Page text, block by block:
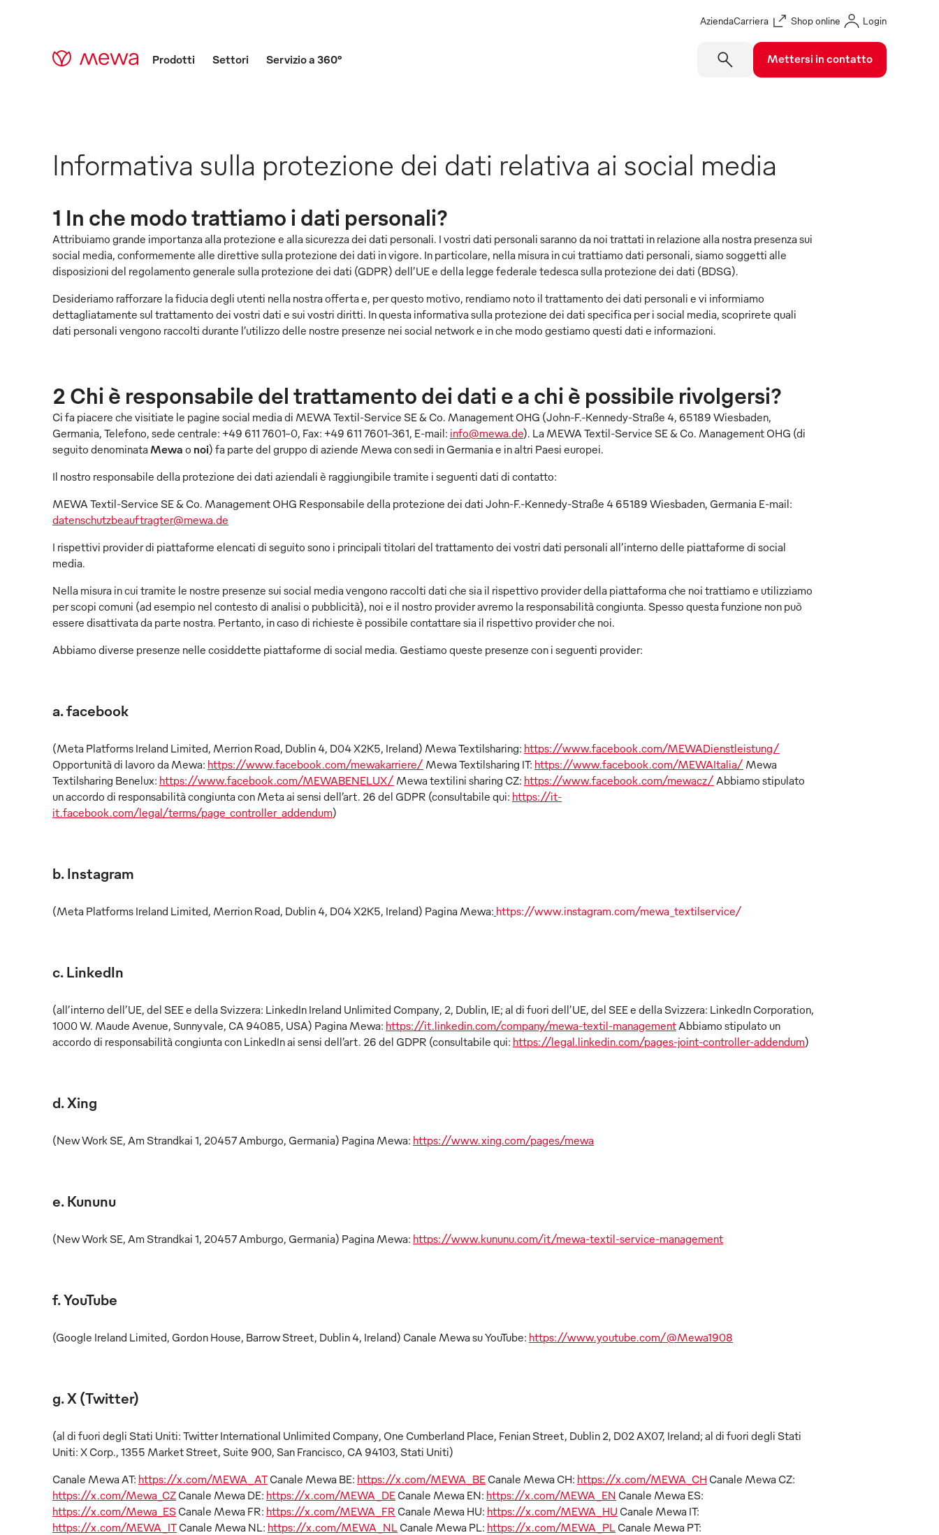
AziendaCarriera Shop online Login
Prodotti Settori Servizio a 360° Mettersi in contatto
Informativa sulla protezione dei dati relativa ai social media
1 In che modo trattiamo i dati personali?
Attribuiamo grande importanza alla protezione e alla sicurezza dei dati personali. I vostri dati personali saranno da noi trattati in relazione alla nostra presenza sui
social media, conformemente alle direttive sulla protezione dei dati in vigore. In particolare, nella misura in cui trattiamo dati personali, siamo soggetti alle
disposizioni del regolamento generale sulla protezione dei dati (GDPR) dell’UE e della legge federale tedesca sulla protezione dei dati (BDSG).
Desideriamo rafforzare la fiducia degli utenti nella nostra offerta e, per questo motivo, rendiamo noto il trattamento dei dati personali e vi informiamo
dettagliatamente sul trattamento dei vostri dati e sui vostri diritti. In questa informativa sulla protezione dei dati specifica per i social media, scoprirete quali
dati personali vengono raccolti durante l’utilizzo delle nostre presenze nei social network e in che modo gestiamo questi dati e informazioni.
2 Chi è responsabile del trattamento dei dati e a chi è possibile rivolgersi?
Ci fa piacere che visitiate le pagine social media di MEWA Textil-Service SE & Co. Management OHG (John-F.-Kennedy-Straße 4, 65189 Wiesbaden,
Germania, Telefono, sede centrale: +49 611 7601-0, Fax: +49 611 7601-361, E-mail: info@mewa.de). La MEWA Textil-Service SE & Co. Management OHG (di
seguito denominataMewa o noi) fa parte del gruppo di aziende Mewa con sedi in Germania e in altri Paesi europei.
Il nostro responsabile della protezione dei dati aziendali è raggiungibile tramite i seguenti dati di contatto:
MEWA Textil-Service SE & Co. Management OHG Responsabile della protezione dei dati John-F.-Kennedy-Straße 4 65189 Wiesbaden, Germania E-mail:
datenschutzbeauftragter@mewa.de
I rispettivi provider di piattaforme elencati di seguito sono i principali titolari del trattamento dei vostri dati personali all’interno delle piattaforme di social
media.
Nella misura in cui tramite le nostre presenze sui social media vengono raccolti dati che sia il rispettivo provider della piattaforma che noi trattiamo e utilizziamo
per scopi comuni (ad esempio nel contesto di analisi o pubblicità), noi e il nostro provider avremo la responsabilità congiunta. Spesso questa funzione non può
essere disattivata da parte nostra. Pertanto, in caso di richieste è possibile contattare sia il rispettivo provider che noi.
Abbiamo diverse presenze nelle cosiddette piattaforme di social media. Gestiamo queste presenze con i seguenti provider:
a. facebook
(Meta Platforms Ireland Limited, Merrion Road, Dublin 4, D04 X2K5, Ireland) Mewa Textilsharing: https://www.facebook.com/MEWADienstleistung/
Opportunità di lavoro da Mewa: https://www.facebook.com/mewakarriere/ Mewa Textilsharing IT: https://www.facebook.com/MEWAItalia/ Mewa
Textilsharing Benelux: https://www.facebook.com/MEWABENELUX/ Mewa textilini sharing CZ: https://www.facebook.com/mewacz/ Abbiamo stipulato
un accordo di responsabilità congiunta con Meta ai sensi dell’art. 26 del GDPR (consultabile qui: https://it-
it.facebook.com/legal/terms/page_controller_addendum)
b. Instagram
(Meta Platforms Ireland Limited, Merrion Road, Dublin 4, D04 X2K5, Ireland) Pagina Mewa: https://www.instagram.com/mewa_textilservice/
c. LinkedIn
(all’interno dell’UE, del SEE e della Svizzera: LinkedIn Ireland Unlimited Company, 2, Dublin, IE; al di fuori dell’UE, del SEE e della Svizzera: LinkedIn Corporation,
1000 W. Maude Avenue, Sunnyvale, CA 94085, USA) Pagina Mewa: https://it.linkedin.com/company/mewa-textil-managementAbbiamo stipulato un
accordo di responsabilità congiunta con LinkedIn ai sensi dell’art. 26 del GDPR (consultabile qui: https://legal.linkedin.com/pages-joint-controller-addendum)
d. Xing
(New Work SE, Am Strandkai 1, 20457 Amburgo, Germania) Pagina Mewa: https://www.xing.com/pages/mewa
e. Kununu
(New Work SE, Am Strandkai 1, 20457 Amburgo, Germania) Pagina Mewa: https://www.kununu.com/it/mewa-textil-service-management
f. YouTube
(Google Ireland Limited, Gordon House, Barrow Street, Dublin 4, Ireland) Canale Mewa su YouTube: https://www.youtube.com/@Mewa1908
g. X (Twitter)
(al di fuori degli Stati Uniti: Twitter International Unlimited Company, One Cumberland Place, Fenian Street, Dublin 2, D02 AX07, Ireland; al di fuori degli Stati
Uniti: X Corp., 1355 Market Street, Suite 900, San Francisco, CA 94103, Stati Uniti)
Canale Mewa AT: https://x.com/MEWA_AT Canale Mewa BE: https://x.com/MEWA_BE Canale Mewa CH: https://x.com/MEWA_CH Canale Mewa CZ:
https://x.com/Mewa_CZ Canale Mewa DE: https://x.com/MEWA_DE Canale Mewa EN: https://x.com/MEWA_EN Canale Mewa ES:
https://x.com/Mewa_ES Canale Mewa FR: https://x.com/MEWA_FR Canale Mewa HU: https://x.com/MEWA_HU Canale Mewa IT:
https://x.com/MEWA_IT Canale Mewa NL: https://x.com/MEWA_NL Canale Mewa PL: https://x.com/MEWA_PL Canale Mewa PT: